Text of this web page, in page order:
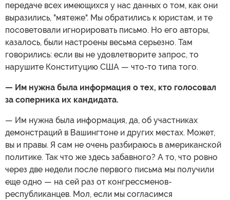
передаче всех имеющихся у нас данных о том, как они
выразились, "мятеже". Мы обратились к юристам, и те
посоветовали игнорировать письмо. Но его авторы,
казалось, были настроены весьма серьезно. Там
говорились: если вы не удовлетворите запрос, то
нарушите Конституцию США — что-то типа того.
— Им нужна была информация о тех, кто голосовал
за соперника их кандидата.
— Им нужна была информация, да, об участниках
демонстраций в Вашингтоне и других местах. Может,
вы и правы. Я сам не очень разбираюсь в американской
политике. Так что же здесь забавного? А то, что ровно
через две недели после первого письма мы получили
еще одно — на сей раз от конгрессменов-
республиканцев. Мол, если мы согласимся